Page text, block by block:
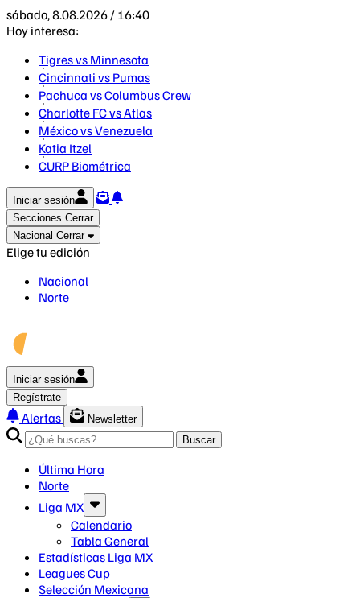
sábado, 8.08.2026 / 16:40
Hoy interesa:
Tigres vs Minnesota
Cincinnati vs Pumas
Pachuca vs Columbus Crew
Charlotte FC vs Atlas
México vs Venezuela
Katia Itzel
CURP Biométrica
Iniciar sesión
Secciones Cerrar
Nacional Cerrar
Elige tu edición
Nacional
Norte
Iniciar sesión
Regístrate
Alertas
Newsletter
Buscar
Última Hora
Norte
Liga MX
Calendario
Tabla General
Estadísticas Liga MX
Leagues Cup
Selección Mexicana